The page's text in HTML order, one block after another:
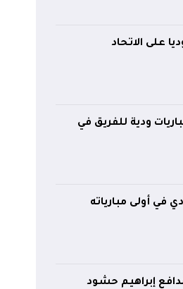
على الاتحاد
ودية للفريق في
في أولى مبارياته
إبراهيم حشود